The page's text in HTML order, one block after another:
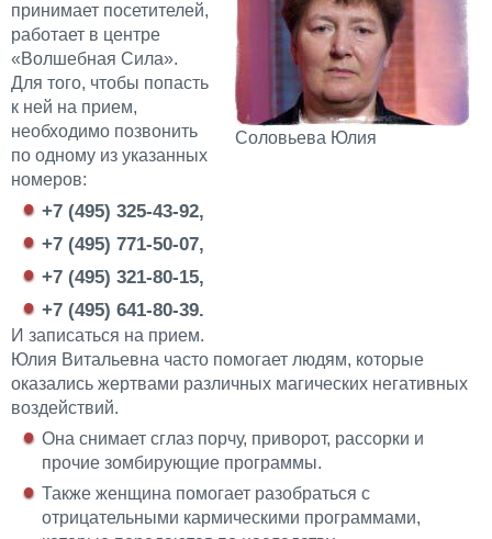
Соловьева Юлия
принимает посетителей,
работает в центре
«Волшебная Сила».
Для того, чтобы попасть
к ней на прием,
необходимо позвонить
по одному из указанных
номеров:
+7 (495) 325-43-92,
+7 (495) 771-50-07,
+7 (495) 321-80-15,
+7 (495) 641-80-39.
И записаться на прием.
Юлия Витальевна часто помогает людям, которые
оказались жертвами различных магических негативных
воздействий.
Она снимает сглаз порчу, приворот, рассорки и
прочие зомбирующие программы.
Также женщина помогает разобраться с
отрицательными кармическими программами,